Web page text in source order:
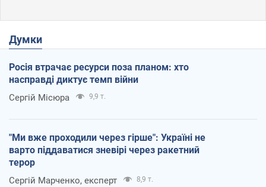
Думки
Росія втрачає ресурси поза планом: хто
насправді диктує темп війни
Сергій Місюра 9,9 т.
"Ми вже проходили через гірше": Україні не
варто піддаватися зневірі через ракетний
терор
Сергій Марченко, експерт 8,9 т.